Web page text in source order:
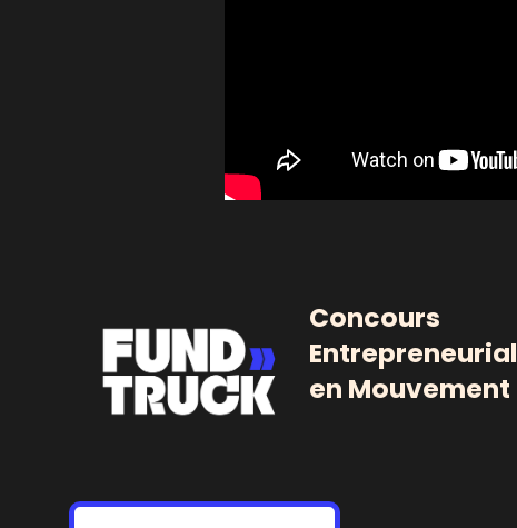
Concours
Entrepreneurial
en Mouvement